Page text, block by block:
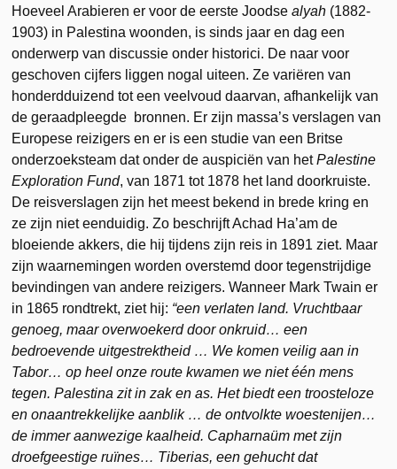
Hoeveel Arabieren er voor de eerste Joodsealyah (1882-
1903) in Palestina woonden, is sinds jaar en dag een
onderwerp van discussie onder historici. De naar voor
geschoven cijfers liggen nogal uiteen. Ze variëren van
honderdduizend tot een veelvoud daarvan, afhankelijk van
de geraadpleegde bronnen. Er zijn massa’s verslagen van
Europese reizigers en er is een studie van een Britse
onderzoeksteam dat onder de auspiciën van hetPalestine
Exploration Fund, van 1871 tot 1878 het land doorkruiste.
De reisverslagen zijn het meest bekend in brede kring en
ze zijn niet eenduidig. Zo beschrijft Achad Ha’am de
bloeiende akkers, die hij tijdens zijn reis in 1891 ziet. Maar
zijn waarnemingen worden overstemd door tegenstrijdige
bevindingen van andere reizigers. Wanneer Mark Twain er
in 1865 rondtrekt, ziet hij: “een verlaten land. Vruchtbaar
genoeg, maar overwoekerd door onkruid… een
bedroevende uitgestrektheid … We komen veilig aan in
Tabor… op heel onze route kwamen we niet één mens
tegen. Palestina zit in zak en as. Het biedt een troosteloze
en onaantrekkelijke aanblik … de ontvolkte woestenijen…
de immer aanwezige kaalheid. Capharnaüm met zijn
droefgeestige ruïnes… Tiberias, een gehucht dat